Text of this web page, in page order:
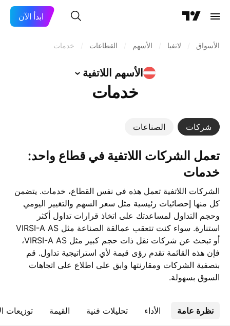
ابدأ الآن
الأسواق لاتفيا الأسهم القطاعات خدمات
الأسهم اللاتفية
خدمات
شركات الصناعات
تعمل ‎الشركات اللاتفية‎ في قطاع واحد:
خدمات
الشركات اللاتفية تعمل هذه في نفس القطاع، خدمات. يتضمن
كل منها إحصائيات رئيسية مثل سعر السهم والتغيير اليومي
وحجم التداول لمساعدتك على اتخاذ قرارات تداول أكثر
استنارة. سواء كنت تتعقب عمالقة الصناعة مثل VIRSI-A AS
أو تبحث عن شركات نقل ذات حجم كبير مثل VIRSI-A AS،
فإن هذه القائمة تقدم رؤى قيمة لأي استراتيجية تداول. قم
بتصفية الشركات ومقارنتها وابق على اطلاع على اتجاهات
السوق بسهولة.
نظرة عامة الأداء تحليلات فنية القيمة توزيعات